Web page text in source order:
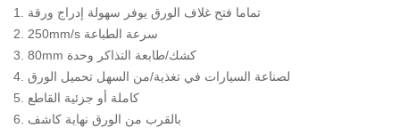
1. تماما فتح غلاف الورق يوفر سهولة إدراج ورقة
2. 250mm/s سرعة الطباعة
3. 80mm كشك/طابعة التذاكر وحدة
4. لصناعة السيارات في تغذية/من السهل تحميل الورق
5. كاملة أو جزئية القاطع
6. بالقرب من الورق نهاية كاشف